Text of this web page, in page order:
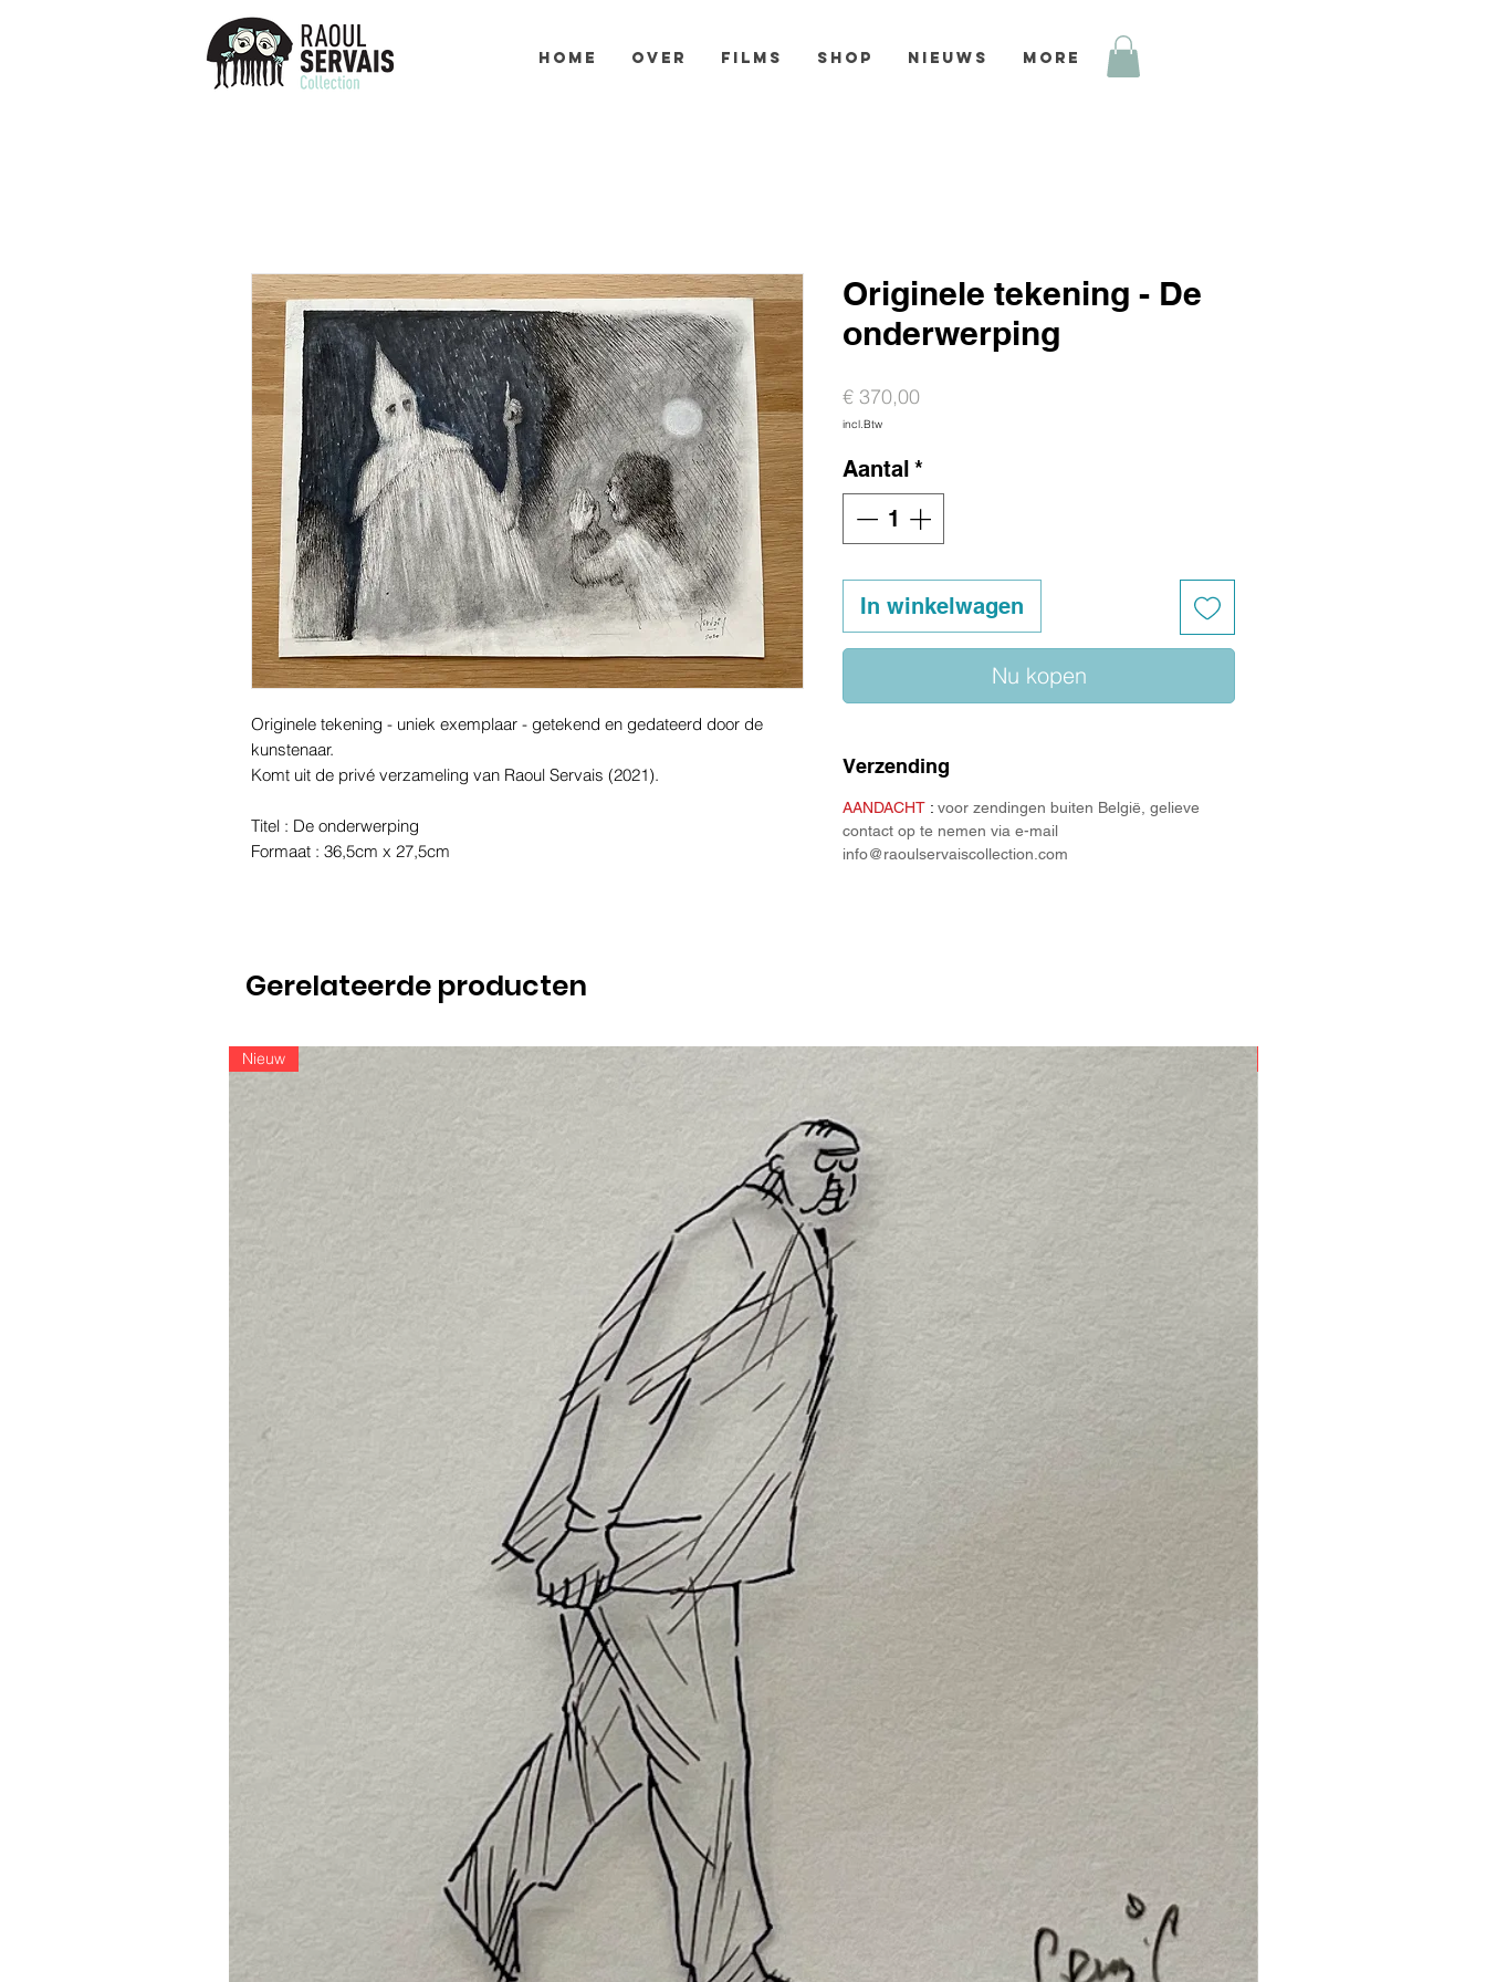
HOME OVER FILMS SHOP NIEUWS More
Originele tekening - uniek exemplaar - getekend en gedateerd door de
kunstenaar.
Komt uit de privé verzameling van Raoul Servais (2021).
Titel : De onderwerping
Formaat : 36,5cm x 27,5cm
Originele tekening - De
onderwerping
€ 370,00Prijs
incl.Btw
Aantal *
In winkelwagen
Nu kopen
Verzending
AANDACHT : voor zendingen buiten België, gelieve
contact op te nemen via e-mail
info@raoulservaiscollection.com
Gerelateerde producten
Nieuw